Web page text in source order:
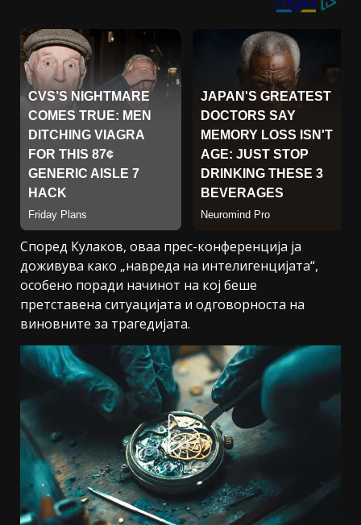
Според Кулаков, оваа прес-конференција ја
доживува како „навреда на интелигенцијата“,
особено поради начинот на кој беше
претставена ситуацијата и одговорноста на
виновните за трагедијата.